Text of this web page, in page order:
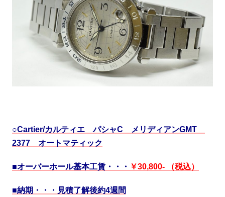
○Cartier/カルティエ パシャC メリディアンGMT
2377 オートマティック
■オーバーホール基本工賃・・・ ￥30,800- （税込）
■納期・・・見積了解後約4週間